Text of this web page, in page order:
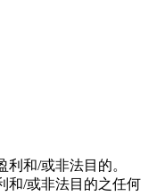
和/或非法目的。
和/或非法目的之任何